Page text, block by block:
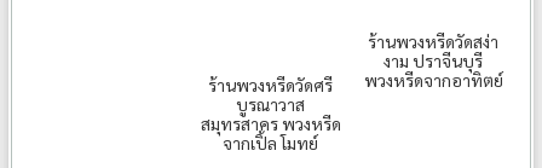
ร้านพวงหรีดวัดศรี
บูรณาวาส
สมุทรสาคร พวงหรีด
จากเปิ้ล โมทย์
ร้านพวงหรีดวัดสง่า
งาม ปราจีนบุรี
พวงหรีดจากอาทิตย์